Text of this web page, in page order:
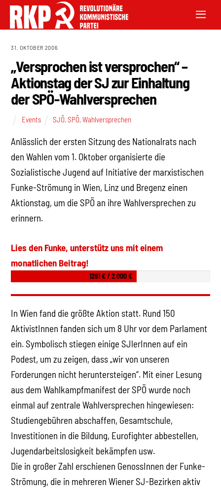
31. OKTOBER 2006
„Versprochen ist versprochen“ –
Aktionstag der SJ zur Einhaltung
der SPÖ-Wahlversprechen
Events SJÖ,SPÖ,Wahlversprechen
Anlässlich der ersten Sitzung des Nationalrats nach
den Wahlen vom 1. Oktober organisierte die
Sozialistische Jugend auf Initiative der marxistischen
Funke-Strömung in Wien, Linz und Bregenz einen
Aktionstag, um die SPÖ an ihre Wahlversprechen zu
erinnern.
Lies den Funke, unterstütz uns mit einem
monatlichen Beitrag!
1261 € / 2.000 €
In Wien fand die größte Aktion statt. Rund 150
AktivistInnen fanden sich um 8 Uhr vor dem Parlament
ein. Symbolisch stiegen einige SJlerInnen auf ein
Podest, um zu zeigen, dass „wir von unseren
Forderungen nicht heruntersteigen“. Mit einer Lesung
aus dem Wahlkampfmanifest der SPÖ wurde noch
einmal auf zentrale Wahlversprechen hingewiesen:
Studiengebühren abschaffen, Gesamtschule,
Investitionen in die Bildung, Eurofighter abbestellen,
Jugendarbeitslosigkeit bekämpfen usw.
Die in großer Zahl erschienen GenossInnen der Funke-
Strömung, die in mehreren Wiener SJ-Bezirken aktiv